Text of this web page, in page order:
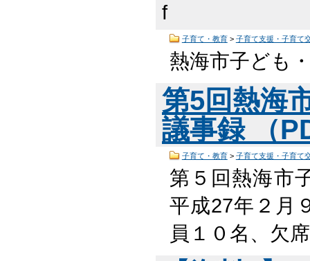
f
子育て・教育> 子育て支援・子育て
熱海市子ども
第5回熱海
議事録 （
子育て・教育> 子育て支援・子育て
第５回熱海市
平成27年２月
員１０名、欠